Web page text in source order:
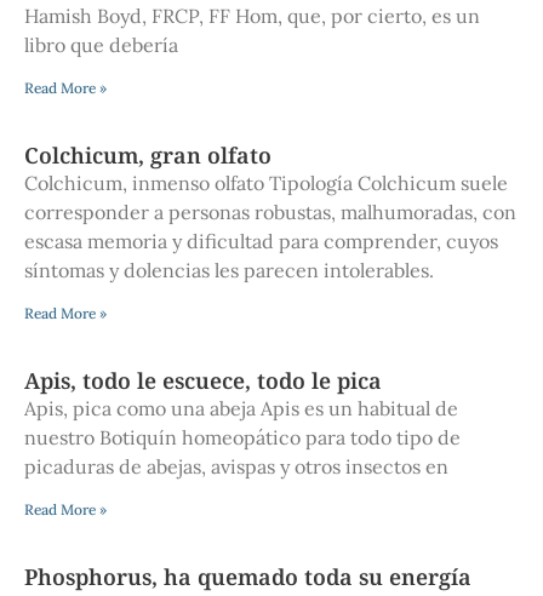
Hamish Boyd, FRCP, FF Hom, que, por cierto, es un
libro que debería
Read More »
Colchicum, gran olfato
Colchicum, inmenso olfato Tipología Colchicum suele
corresponder a personas robustas, malhumoradas, con
escasa memoria y dificultad para comprender, cuyos
síntomas y dolencias les parecen intolerables.
Read More »
Apis, todo le escuece, todo le pica
Apis, pica como una abeja Apis es un habitual de
nuestro Botiquín homeopático para todo tipo de
picaduras de abejas, avispas y otros insectos en
Read More »
Phosphorus, ha quemado toda su energía